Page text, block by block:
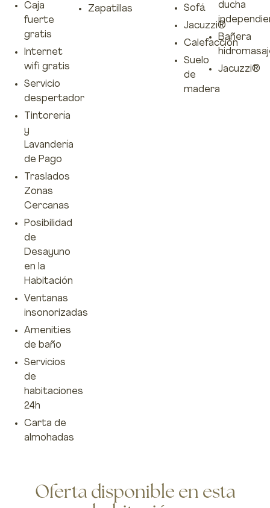
Sofá
Jacuzzi®
Calefacción
Suelo
de
madera
ducha
Bañera
Jacuzzi®
Caja
fuerte
gratis
Internet
wifi gratis
Servicio
despertador
Tintorería
y
Lavandería
de Pago
Traslados
Zonas
Cercanas
Posibilidad
de
Desayuno
en la
Habitación
Ventanas
insonorizadas
Amenities
de baño
Servicios
de
habitaciones
24h
Carta de
almohadas
Zapatillas
Oferta disponible en esta